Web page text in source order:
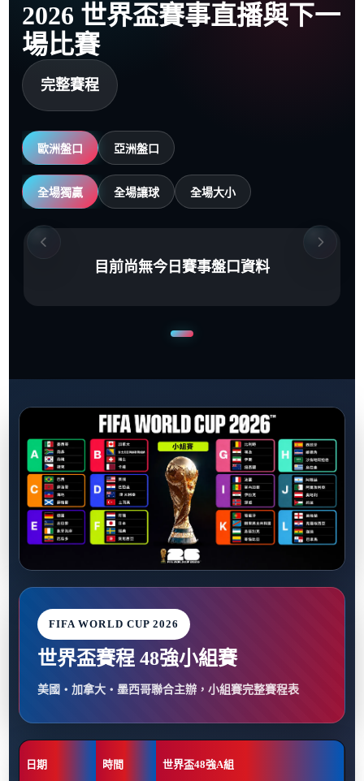
2026 世界盃賽事直播與下一
場比賽
完整賽程
歐洲盤口 亞洲盤口
全場獨贏 全場讓球 全場大小
目前尚無今日賽事盤口資料
FIFA WORLD CUP 2026
世界盃賽程 48強小組賽
美國・加拿大・墨西哥聯合主辦，小組賽完整賽程表
日期 時間 世界盃48強A組